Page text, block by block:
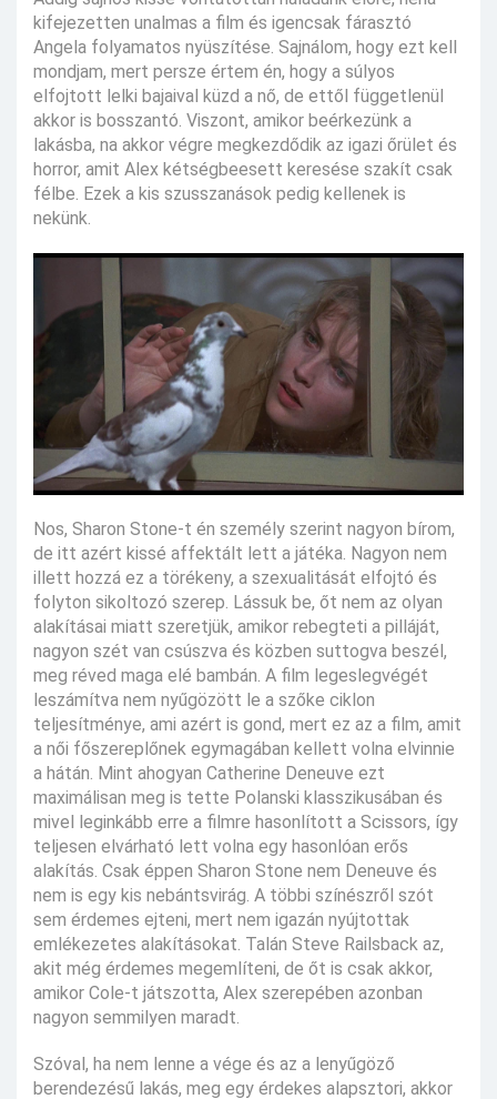
kifejezetten unalmas a film és igencsak fárasztó
Angela folyamatos nyüszítése. Sajnálom, hogy ezt kell
mondjam, mert persze értem én, hogy a súlyos
elfojtott lelki bajaival küzd a nő, de ettől függetlenül
akkor is bosszantó. Viszont, amikor beérkezünk a
lakásba, na akkor végre megkezdődik az igazi őrület és
horror, amit Alex kétségbeesett keresése szakít csak
félbe. Ezek a kis szusszanások pedig kellenek is
nekünk.
Nos, Sharon Stone-t én személy szerint nagyon bírom,
de itt azért kissé affektált lett a játéka. Nagyon nem
illett hozzá ez a törékeny, a szexualitását elfojtó és
folyton sikoltozó szerep. Lássuk be, őt nem az olyan
alakításai miatt szeretjük, amikor rebegteti a pilláját,
nagyon szét van csúszva és közben suttogva beszél,
meg réved maga elé bambán. A film legeslegvégét
leszámítva nem nyűgözött le a szőke ciklon
teljesítménye, ami azért is gond, mert ez az a film, amit
a női főszereplőnek egymagában kellett volna elvinnie
a hátán. Mint ahogyan Catherine Deneuve ezt
maximálisan meg is tette Polanski klasszikusában és
mivel leginkább erre a filmre hasonlított a Scissors, így
teljesen elvárható lett volna egy hasonlóan erős
alakítás. Csak éppen Sharon Stone nem Deneuve és
nem is egy kis nebántsvirág. A többi színészről szót
sem érdemes ejteni, mert nem igazán nyújtottak
emlékezetes alakításokat. Talán Steve Railsback az,
akit még érdemes megemlíteni, de őt is csak akkor,
amikor Cole-t játszotta, Alex szerepében azonban
nagyon semmilyen maradt.
Szóval, ha nem lenne a vége és az a lenyűgöző
berendezésű lakás, meg egy érdekes alapsztori, akkor